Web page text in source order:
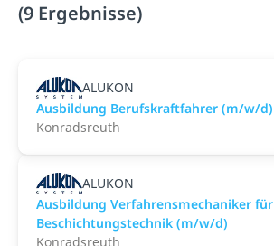
(9 Ergebnisse)
ALUKON
Ausbildung Berufskraftfahrer (m/w/d)
Konradsreuth
ALUKON
Ausbildung Verfahrensmechaniker für
Beschichtungstechnik (m/w/d)
Konradsreuth